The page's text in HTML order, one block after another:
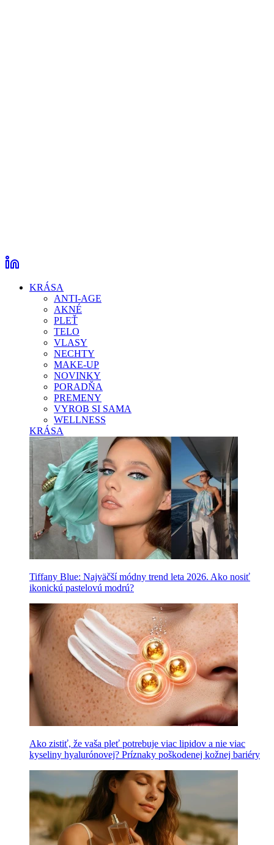
KRÁSA
ANTI-AGE
AKNÉ
PLEŤ
TELO
VLASY
NECHTY
MAKE-UP
NOVINKY
PORADŇA
PREMENY
VYROB SI SAMA
WELLNESS
KRÁSA
Tiffany Blue: Najväčší módny trend leta 2026. Ako nosiť
ikonickú pastelovú modrú?
Ako zistiť, že vaša pleť potrebuje viac lipidov a nie viac
kyseliny hyalurónovej? Príznaky poškodenej kožnej bariéry